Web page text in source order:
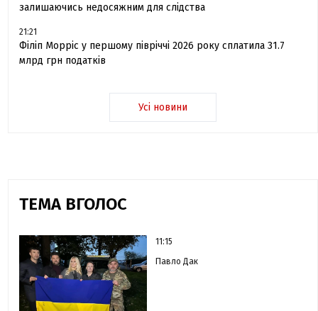
залишаючись недосяжним для слідства
21:21
Філіп Морріс у першому півріччі 2026 року сплатила 31.7
млрд грн податків
Усі новини
ТЕМА ВГОЛОС
11:15
Павло Дак